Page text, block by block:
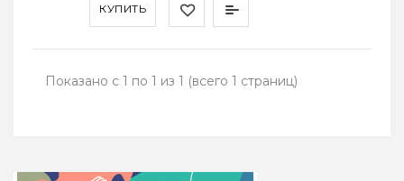
КУПИТЬ
Показано с 1 по 1 из 1 (всего 1 страниц)